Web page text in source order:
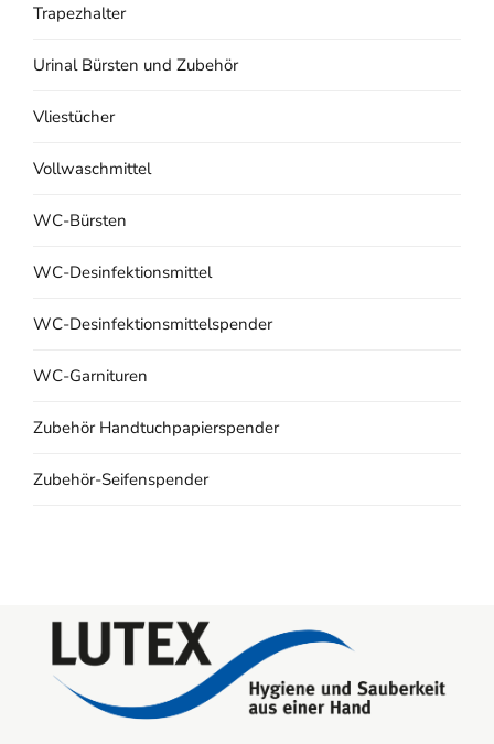
Trapezhalter
Urinal Bürsten und Zubehör
Vliestücher
Vollwaschmittel
WC-Bürsten
WC-Desinfektionsmittel
WC-Desinfektionsmittelspender
WC-Garnituren
Zubehör Handtuchpapierspender
Zubehör-Seifenspender